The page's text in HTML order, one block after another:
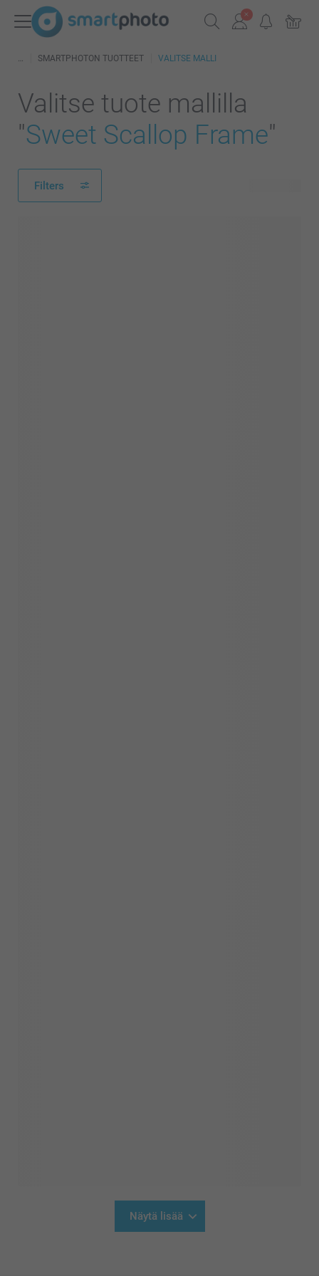
SMARTPHOTON TUOTTEET VALITSE MALLI
Valitse tuote mallilla
"Sweet Scallop Frame"
Filters
Näytä lisää